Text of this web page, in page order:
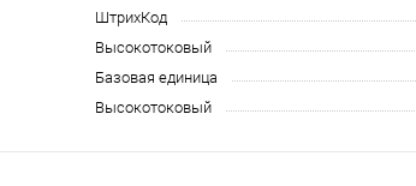
ШтрихКод
Высокотоковый
Базовая единица
Высокотоковый